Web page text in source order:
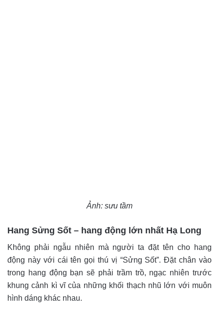
Ảnh: sưu tầm
Hang Sửng Sốt – hang động lớn nhất Hạ Long
Không phải ngẫu nhiên mà người ta đặt tên cho hang
động này với cái tên gọi thú vị “Sửng Sốt”. Đặt chân vào
trong hang động bạn sẽ phải trầm trồ, ngạc nhiên trước
khung cảnh kì vĩ của những khối thạch nhũ lớn với muôn
hình dáng khác nhau.